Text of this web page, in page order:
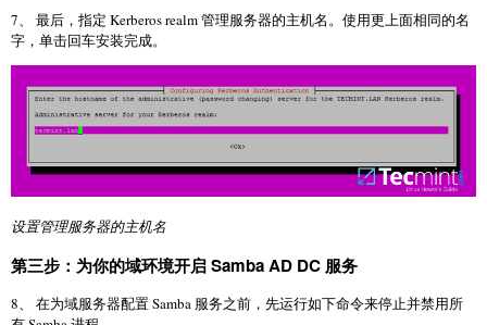
7、 最后，指定 Kerberos realm 管理服务器的主机名。使用更上面相同的名
字，单击回车安装完成。
设置管理服务器的主机名
第三步：为你的域环境开启 Samba AD DC 服务
8、 在为域服务器配置 Samba 服务之前，先运行如下命令来停止并禁用所